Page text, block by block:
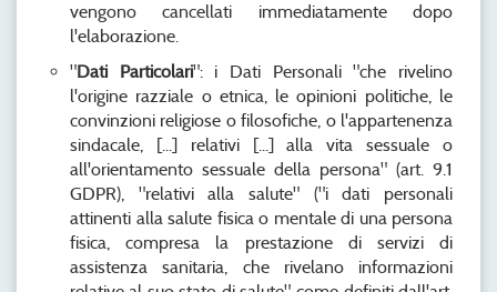
vengono cancellati immediatamente dopo
l'elaborazione.
"Dati Particolari": i Dati Personali "che rivelino
l'origine razziale o etnica, le opinioni politiche, le
convinzioni religiose o filosofiche, o l'appartenenza
sindacale, [...] relativi [...] alla vita sessuale o
all'orientamento sessuale della persona" (art. 9.1
GDPR), "relativi alla salute" ("i dati personali
attinenti alla salute fisica o mentale di una persona
fisica, compresa la prestazione di servizi di
assistenza sanitaria, che rivelano informazioni